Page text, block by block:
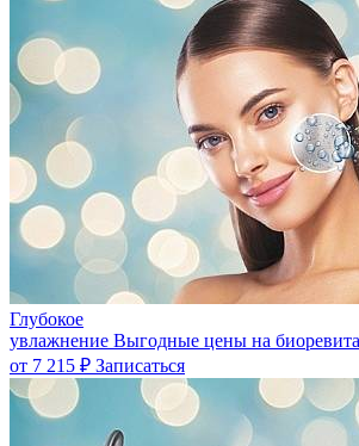
Глубокое
увлажнение Выгодные цены на
от 7 215 ₽ Записаться